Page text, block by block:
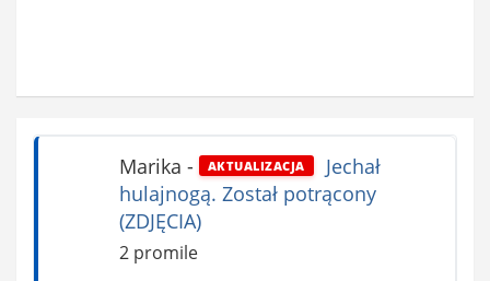
Marika - AKTUALIZACJA
Jechał
hulajnogą. Został potrącony
(ZDJĘCIA)
2 promile